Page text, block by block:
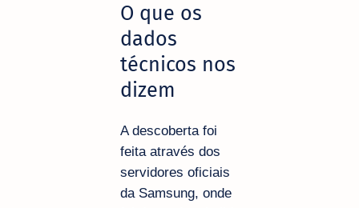
O que os
dados
técnicos nos
dizem
A descoberta foi
feita através dos
servidores oficiais
da Samsung, onde